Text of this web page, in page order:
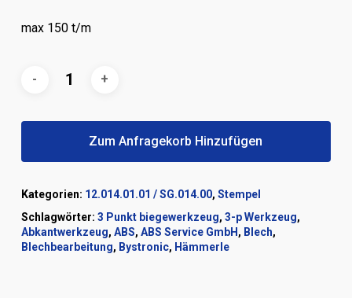
max 150 t/m
Zum Anfragekorb Hinzufügen
Kategorien: 12.014.01.01 / SG.014.00, Stempel
Schlagwörter: 3 Punkt biegewerkzeug, 3-p Werkzeug,
Abkantwerkzeug, ABS, ABS Service GmbH , Blech,
Blechbearbeitung, Bystronic, Hämmerle